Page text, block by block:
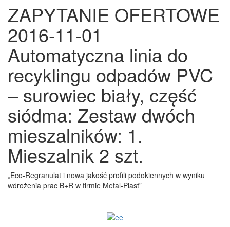
ZAPYTANIE OFERTOWE
2016-11-01
Automatyczna linia do
recyklingu odpadów PVC
– surowiec biały, część
siódma: Zestaw dwóch
mieszalników: 1.
Mieszalnik 2 szt.
„Eco-Regranulat i nowa jakość profili podokiennych w wyniku
wdrożenia prac B+R w firmie Metal-Plast”